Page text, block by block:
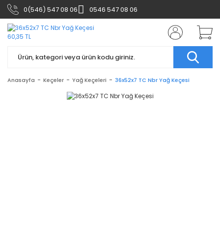
0(546) 547 08 06 0546 547 08 06
Anasayfa Keçeler Yağ Keçeleri 36x52x7 TC Nbr Yağ Keçesi